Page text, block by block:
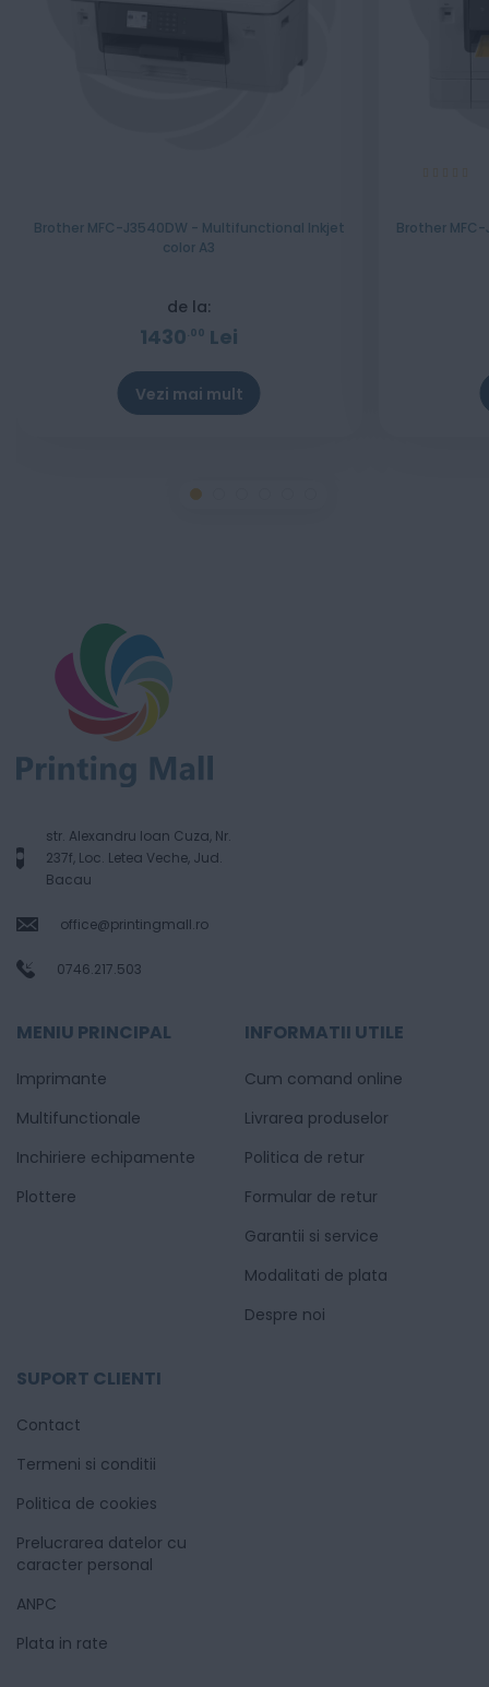
Brother MFC-J3540DW - Multifunctional Inkjet
color A3
de la:
1430 00 Lei
Vezi mai mult
Stoc epuizat
Brother
str. Alexandru Ioan Cuza, Nr.
237f, Loc. Letea Veche, Jud.
Bacau
office@printingmall.ro
0746.217.503
MENIU PRINCIPAL
Imprimante
Multifunctionale
Inchiriere echipamente
Plottere
INFORMATII UTILE
Cum comand online
Livrarea produselor
Politica de retur
Formular de retur
Garantii si service
Modalitati de plata
Despre noi
SUPORT CLIENTI
Contact
Termeni si conditii
Politica de cookies
Prelucrarea datelor cu
caracter personal
ANPC
Plata in rate